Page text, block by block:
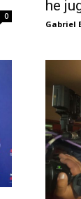
0
he
Gabriel